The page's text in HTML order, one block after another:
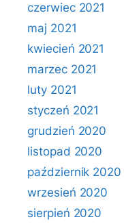
czerwiec 2021
maj 2021
kwiecień 2021
marzec 2021
luty 2021
styczeń 2021
grudzień 2020
listopad 2020
październik 2020
wrzesień 2020
sierpień 2020